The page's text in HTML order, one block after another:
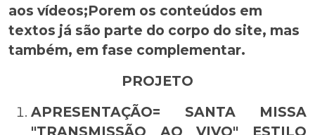
aos vídeos;Porem os conteúdos em
textos já são parte do corpo do site, mas
também, em fase complementar.
PROJETO
APRESENTAÇÃO= SANTA MISSA
"TRANSMISSÃO AO VIVO" ESTILO